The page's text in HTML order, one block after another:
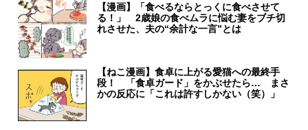
【漫画】「食べるならとっくに食べさせて
る！」 2歳娘の食べムラに悩む妻をブチ切
れさせた、夫の“余計な一言”とは
【ねこ漫画】食卓に上がる愛猫への最終手
段！ 「食卓ガード」をかぶせたら… まさ
かの反応に「これは許すしかない（笑）」